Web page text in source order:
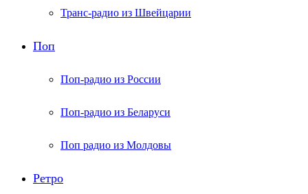
Транс-радио из Швейцарии
Поп
Поп-радио из России
Поп-радио из Беларуси
Поп радио из Молдовы
Ретро